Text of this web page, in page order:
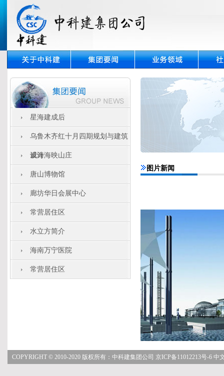
星海建成后
乌鲁木齐红十月四期规划与建筑
设计
威海海映山庄
唐山博物馆
廊坊华日会展中心
常营居住区
水立方简介
海南万宁医院
常营居住区
图片新闻
COPYRIGHT © 2010-2020 版权所有：中科建集团公司 京ICP备11012213号-6 中